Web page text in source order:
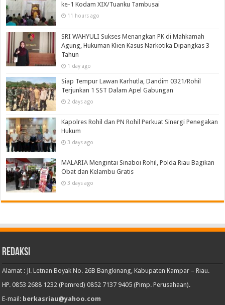
ke-1 Kodam XIX/Tuanku Tambusai
11 hours ago
SRI WAHYULI Sukses Menangkan PK di Mahkamah
Agung, Hukuman Klien Kasus Narkotika Dipangkas 3
Tahun
1 day ago
Siap Tempur Lawan Karhutla, Dandim 0321/Rohil
Terjunkan 1 SST Dalam Apel Gabungan
2 days ago
Kapolres Rohil dan PN Rohil Perkuat Sinergi Penegakan
Hukum
3 days ago
MALARIA Mengintai Sinaboi Rohil, Polda Riau Bagikan
Obat dan Kelambu Gratis
3 days ago
Redaksi
Alamat : Jl. Letnan Boyak No. 26B Bangkinang, Kabupaten Kampar – Riau.
HP. 0853 2688 1232 (Pemred) 0852 7137 9405 (Pimp. Perusahaan).
E-mail: berkasriau@yahoo.com